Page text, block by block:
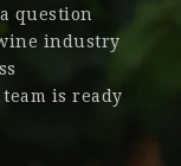
question
industry
is ready